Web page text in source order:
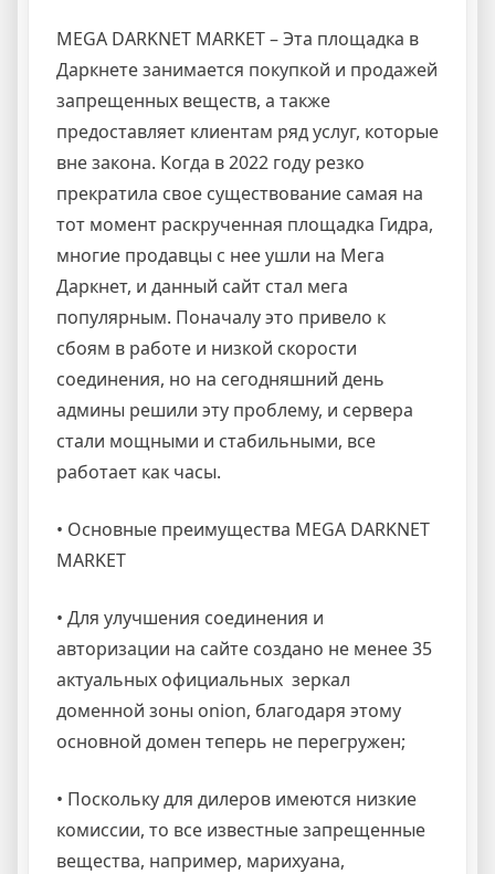
MEGA DARKNET MARKET – Эта площадка в
Даркнете занимается покупкой и продажей
запрещенных веществ, а также
предоставляет клиентам ряд услуг, которые
вне закона. Когда в 2022 году резко
прекратила свое существование самая на
тот момент раскрученная площадка Гидра,
многие продавцы с нее ушли на Мега
Даркнет, и данный сайт стал мега
популярным. Поначалу это привело к
сбоям в работе и низкой скорости
соединения, но на сегодняшний день
админы решили эту проблему, и сервера
стали мощными и стабильными, все
работает как часы.
• Основные преимущества MEGA DARKNET
MARKET
• Для улучшения соединения и
авторизации на сайте создано не менее 35
актуальных официальных зеркал
доменной зоны onion, благодаря этому
основной домен теперь не перегружен;
• Поскольку для дилеров имеются низкие
комиссии, то все известные запрещенные
вещества, например, марихуана,